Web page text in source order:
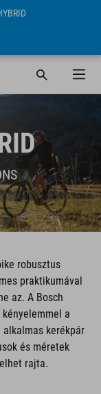
robusztus
praktikumával
az. A Bosch
a
kerékpár
és méretek
rajta.